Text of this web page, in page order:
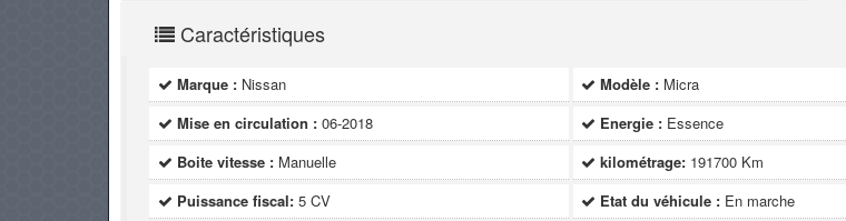
Caractéristiques
Marque : Nissan Modèle : Micra
Mise en circulation : 06-2018 Energie : Essence
Boite vitesse : Manuelle kilométrage: 191700 Km
Puissance fiscal: 5 CV Etat du véhicule : En marche